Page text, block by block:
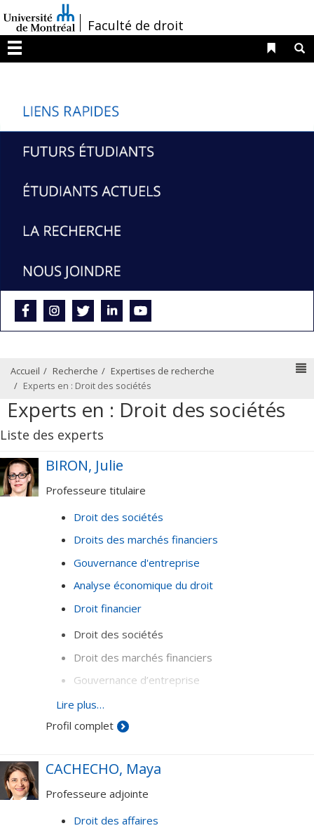
au
contenu
/Faculté de droit
Menu
Liens
Accueil Recherche
Expertises de recherche
Experts en : Droit des sociétés
Experts en : Droit des sociétés
Liste des experts
BIRON, Julie
Professeure titulaire
Droit des sociétés
Droits des marchés financiers
Gouvernance d'entreprise
Analyse économique du droit
Droit financier
Droit des sociétés
Droit des marchés financiers
Gouvernance d’entreprise
Analyse économique du droit
Lire plus…
Profil complet
CACHECHO, Maya
Professeure adjointe
Droit des affaires